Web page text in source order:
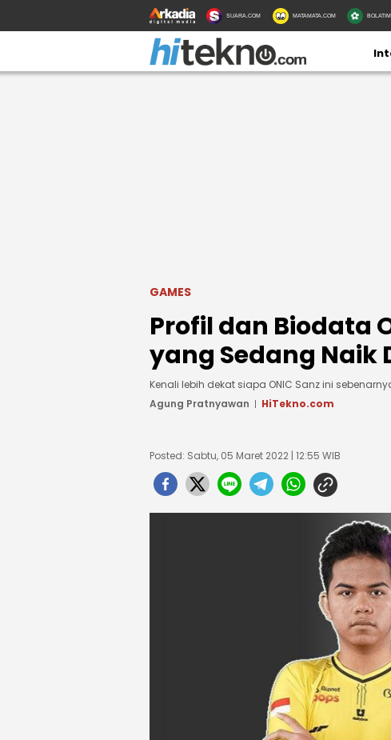
SUARA.COM MATAMATA.COM
GAMES
Profil dan Biodata
yang Sedang Naik
Kenali lebih dekat siapa ONIC Sanz ini
Agung Pratnyawan
HiTekno.com
Posted: Sabtu, 05 Maret 2022 | 12:55 WIB